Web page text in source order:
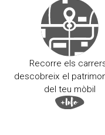
Recorre els
descobreix el
del teu mòbil